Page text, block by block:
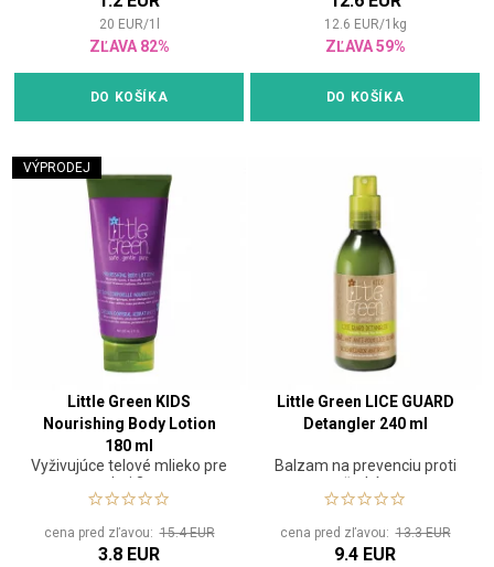
20 EUR/1
ZĽAVA 82%
DO KOŠÍKA
12.6 EUR/1 kg
ZĽAVA 59%
DO KOŠÍKA
VÝPRODEJ
Little Green KIDS
Nourishing Body Lotion
180 ml
Vyživujúce telové mlieko pre
deti 3+
cena pred zľavou:15.4 EUR
3.8 EUR
Little Green LICE GUARD
Detangler 240 ml
Balzam na prevenciu proti
všetkým
cena pred zľavou:13.3 EUR
9.4 EUR